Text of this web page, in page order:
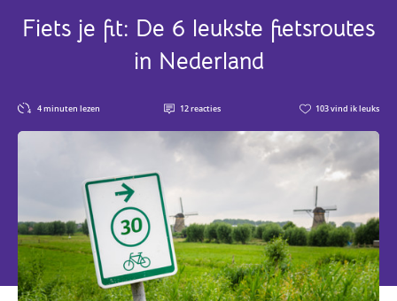
Fiets je fit: De 6 leukste fietsroutes
in Nederland
4 4minuten lezen 12reacties 103vind ik leuks